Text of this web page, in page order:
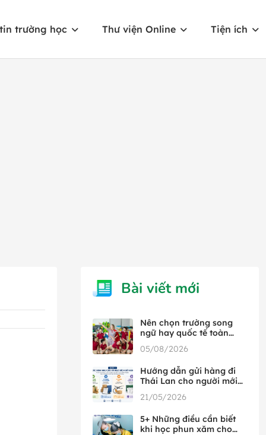
trường học Thư viện Online Tiện ích
Bài viết mới
Nên chọn trường song
ngữ hay quốc tế toàn
05/08/2026
Hướng dẫn gửi hàng đi
Thái Lan cho người mới
21/05/2026
5+ Những điều cần biết
khi học phun xăm cho